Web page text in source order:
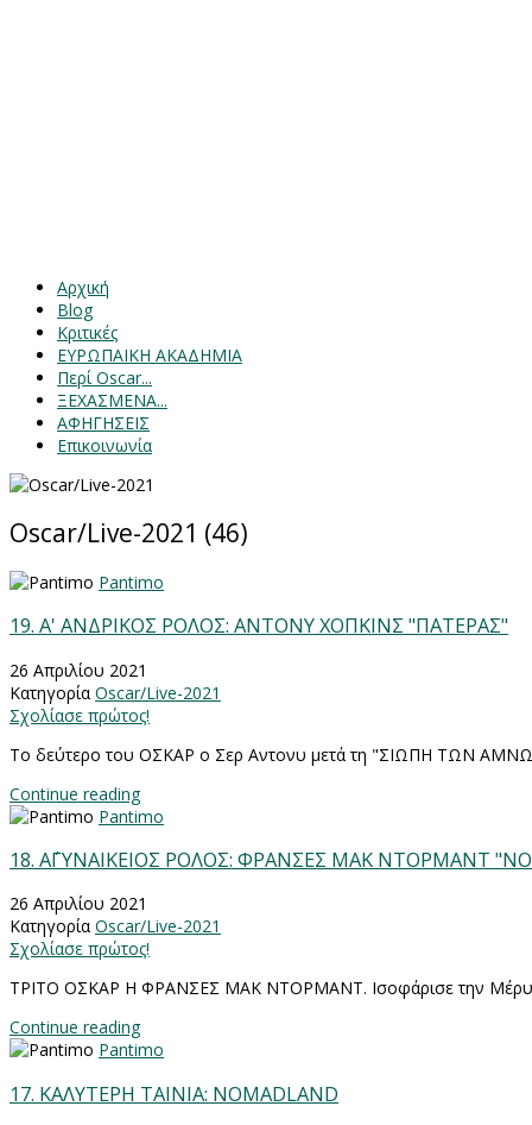
Αρχική
Blog
Κριτικές
ΕΥΡΩΠΑΙΚΗ ΑΚΑΔΗΜΙΑ
Περί Oscar...
ΞΕΧΑΣΜΕΝΑ...
ΑΦΗΓΗΣΕΙΣ
Επικοινωνία
Oscar/Live-2021 (46)
Pantimo
19. Α' ΑΝΔΡΙΚΟΣ ΡΟΛΟΣ: ΑΝΤΟΝΥ ΧΟΠΚΙΝΣ "ΠΑΤΕΡΑΣ"
26 Απριλίου 2021
Κατηγορία Oscar/Live-2021
Σχολίασε πρώτος!
Το δεύτερο του ΟΣΚΑΡ ο Σερ Αντονυ μετά τη "ΣΙΩΠΗ ΤΩΝ
Continue reading
Pantimo
18. Α΄ΓΥΝΑΙΚΕΙΟΣ ΡΟΛΟΣ: ΦΡΑΝΣΕΣ ΜΑΚ ΝΤΟΡΜΑΝΤ
26 Απριλίου 2021
Κατηγορία Oscar/Live-2021
Σχολίασε πρώτος!
ΤΡΙΤΟ ΟΣΚΑΡ Η ΦΡΑΝΣΕΣ ΜΑΚ ΝΤΟΡΜΑΝΤ. Ισοφάρισε την
Continue reading
Pantimo
17. ΚΑΛΥΤΕΡΗ ΤΑΙΝΙΑ: NOMADLAND